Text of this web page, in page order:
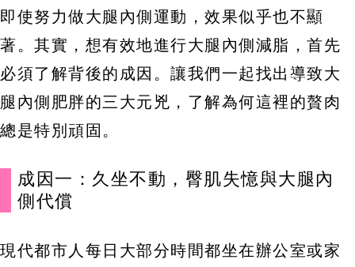
即使努力做大腿內側運動，效果似乎也不顯
著。其實，想有效地進行大腿內側減脂，首先
必須了解背後的成因。讓我們一起找出導致大
腿內側肥胖的三大元兇，了解為何這裡的贅肉
總是特別頑固。
成因一：久坐不動，臀肌失憶與大腿內
側代償
現代都市人每日大部分時間都坐在辦公室或家